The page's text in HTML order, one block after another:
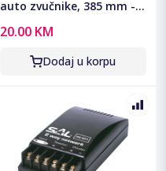
auto zvučnike, 385 mm -
20.00 KM
Dodaj u korpu